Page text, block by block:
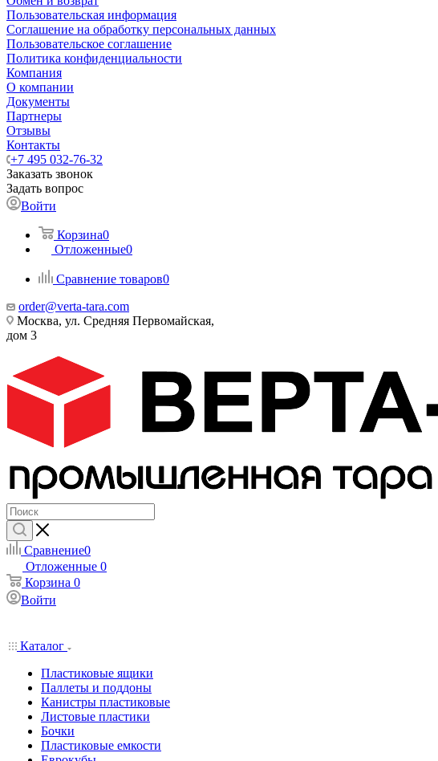
Пользовательская информация
Соглашение на обработку персональных данных
Пользовательское соглашение
Политика конфиденциальности
Компания
О компании
Документы
Партнеры
Отзывы
Контакты
+7 495 032-76-32
Заказать звонок
Задать вопрос
Войти
Корзина0
Отложенные0
Сравнение товаров0
order@verta-tara.com
Москва, ул. Средняя Первомайская,
дом 3
Сравнение0
Отложенные 0
Корзина 0
Войти
Каталог
Пластиковые ящики
Паллеты и поддоны
Канистры пластиковые
Листовые пластики
Бочки
Пластиковые емкости